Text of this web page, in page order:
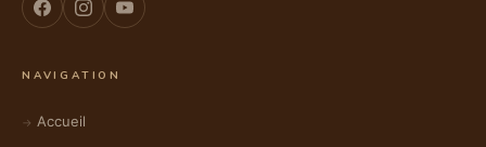
NAVIGATION
Accueil